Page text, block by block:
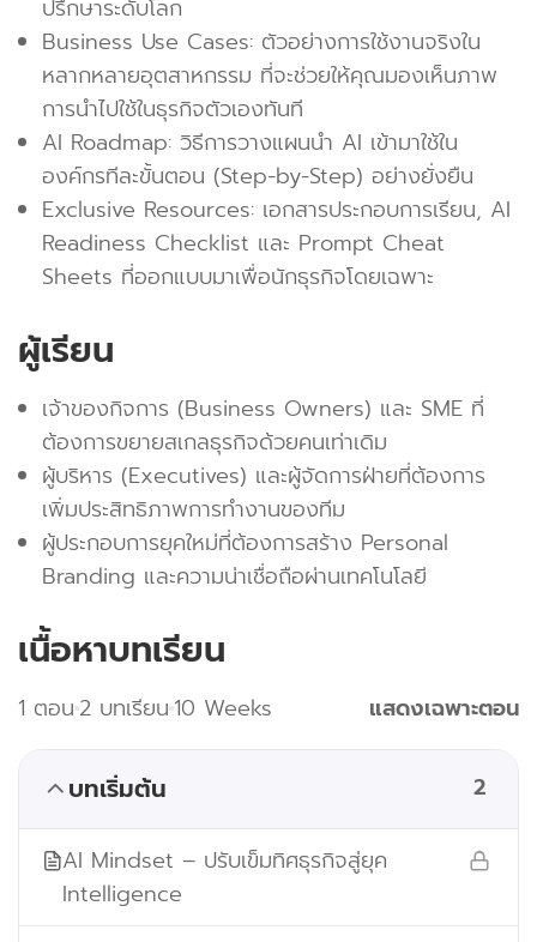
ปรึกษาระดับโลก
Business Use Cases: ตัวอย่างการใช้งานจริงใน
หลากหลายอุตสาหกรรม ที่จะช่วยให้คุณมองเห็นภาพ
การนำไปใช้ในธุรกิจตัวเองทันที
AI Roadmap: วิธีการวางแผนนำ AI เข้ามาใช้ใน
องค์กรทีละขั้นตอน (Step-by-Step) อย่างยั่งยืน
Exclusive Resources: เอกสารประกอบการเรียน, AI
Readiness Checklist และ Prompt Cheat
Sheets ที่ออกแบบมาเพื่อนักธุรกิจโดยเฉพาะ
ผู้เรียน
เจ้าของกิจการ (Business Owners) และ SME ที่
ต้องการขยายสเกลธุรกิจด้วยคนเท่าเดิม
ผู้บริหาร (Executives) และผู้จัดการฝ่ายที่ต้องการ
เพิ่มประสิทธิภาพการทำงานของทีม
ผู้ประกอบการยุคใหม่ที่ต้องการสร้าง Personal
Branding และความน่าเชื่อถือผ่านเทคโนโลยี
เนื้อหาบทเรียน
1 ตอน 2 บทเรียน 10 Weeks แสดงเฉพาะตอน
บทเริ่มต้น 2
AI Mindset – ปรับเข็มทิศธุรกิจสู่ยุค
Intelligence